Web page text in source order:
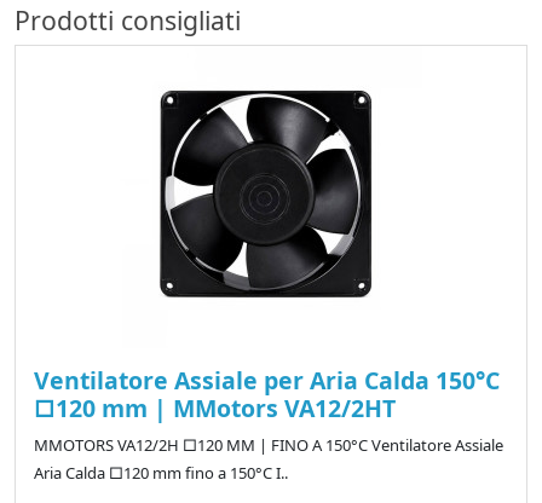
Prodotti consigliati
Ventilatore Assiale per Aria Calda 150°C
□120 mm | MMotors VA12/2HT
MMOTORS VA12/2H □120 MM | FINO A 150°C Ventilatore Assiale
Aria Calda □120 mm fino a 150°C I..